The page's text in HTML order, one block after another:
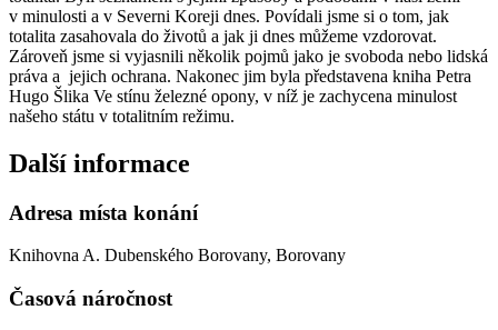
v minulosti a v Severni Koreji dnes. Povídali jsme si o tom, jak
totalita zasahovala do životů a jak ji dnes můžeme vzdorovat.
Zároveň jsme si vyjasnili několik pojmů jako je svoboda nebo lidská
práva a jejich ochrana. Nakonec jim byla představena kniha Petra
Hugo Šlika Ve stínu železné opony, v níž je zachycena minulost
našeho státu v totalitním režimu.
Další informace
Adresa místa konání
Knihovna A. Dubenského Borovany, Borovany
Časová náročnost